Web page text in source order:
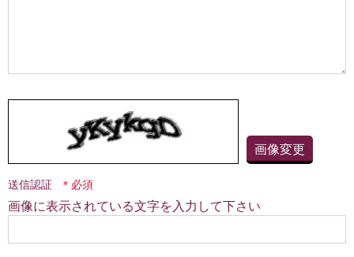
画像変更
送信認証
画像に表示されている文字を入力して下さい